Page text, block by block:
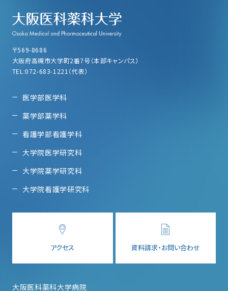
〒569-8686
大阪府高槻市大学町2番7号（本部キャンパス）
TEL:072-683-1221（代表）
医学部医学科
薬学部薬学科
看護学部看護学科
大学院医学研究科
大学院薬学研究科
大学院看護学研究科
アクセス 資料請求・お問い合わせ
大阪医科薬科大学病院